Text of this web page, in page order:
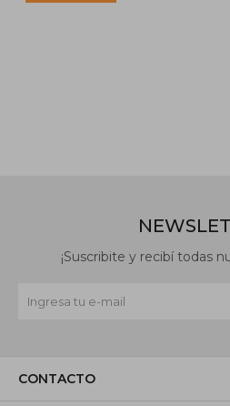
CONTACTO
¡Suscribite y recibí todas